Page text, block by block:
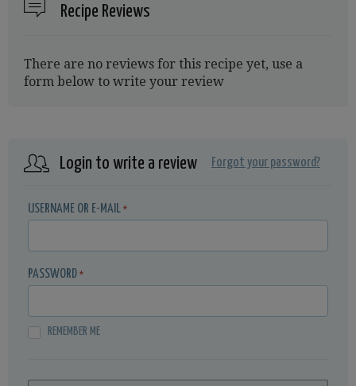
Recipe Reviews
There are no reviews for this recipe yet, use a
form below to write your review
Login to write a review Forgot your password?
USERNAME OR E-MAIL *
PASSWORD *
REMEMBER ME